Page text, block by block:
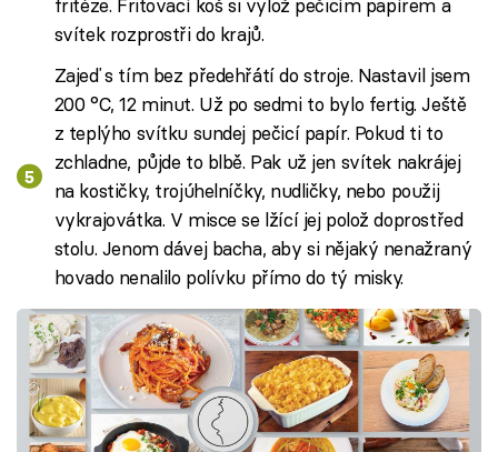
svítek rozprostři do krajů.
Zajeď s tím bez předehřátí do stroje. Nastavil jsem
200 °C, 12 minut. Už po sedmi to bylo fertig. Ještě
z teplýho svítku sundej pečicí papír. Pokud ti to
zchladne, půjde to blbě. Pak už jen svítek nakrájej
na kostičky, trojúhelníčky, nudličky, nebo použij
vykrajovátka. V misce se lžící jej polož doprostřed
stolu. Jenom dávej bacha, aby si nějaký nenažraný
hovado nenalilo polívku přímo do tý misky.